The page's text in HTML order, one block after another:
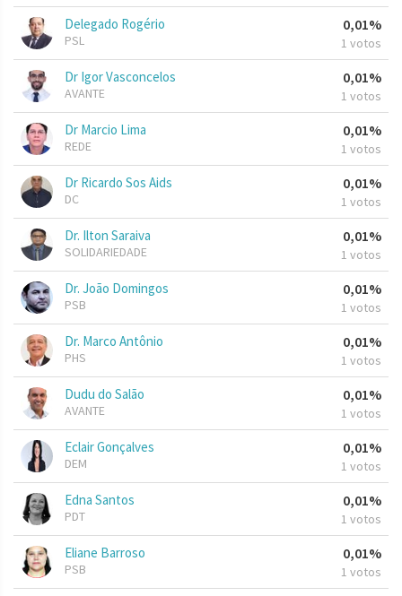
Delegado Rogério
PSL
0,01%
1 votos
Dr Igor Vasconcelos
AVANTE
0,01%
1 votos
Dr Marcio Lima
REDE
0,01%
1 votos
Dr Ricardo Sos Aids
DC
0,01%
1 votos
Dr. Ilton Saraiva
SOLIDARIEDADE
0,01%
1 votos
Dr. João Domingos
PSB
0,01%
1 votos
Dr. Marco Antônio
PHS
0,01%
1 votos
Dudu do Salão
AVANTE
0,01%
1 votos
Eclair Gonçalves
DEM
0,01%
1 votos
Edna Santos
PDT
0,01%
1 votos
Eliane Barroso
PSB
0,01%
1 votos